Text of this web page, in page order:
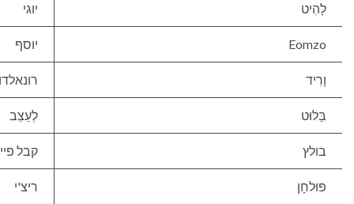
לָהִיט יוגי
Eomzo יוסף
וָרִיד
בַּלוּט לְעַצֵב
בולץ קבל
פּוּלחָן ריצ'י